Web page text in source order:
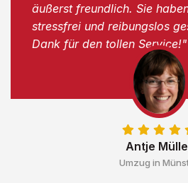
Antje
Umzug in
äußerst freundlich. Sie
stressfrei und reibungslos
Dank für den tollen Service!"